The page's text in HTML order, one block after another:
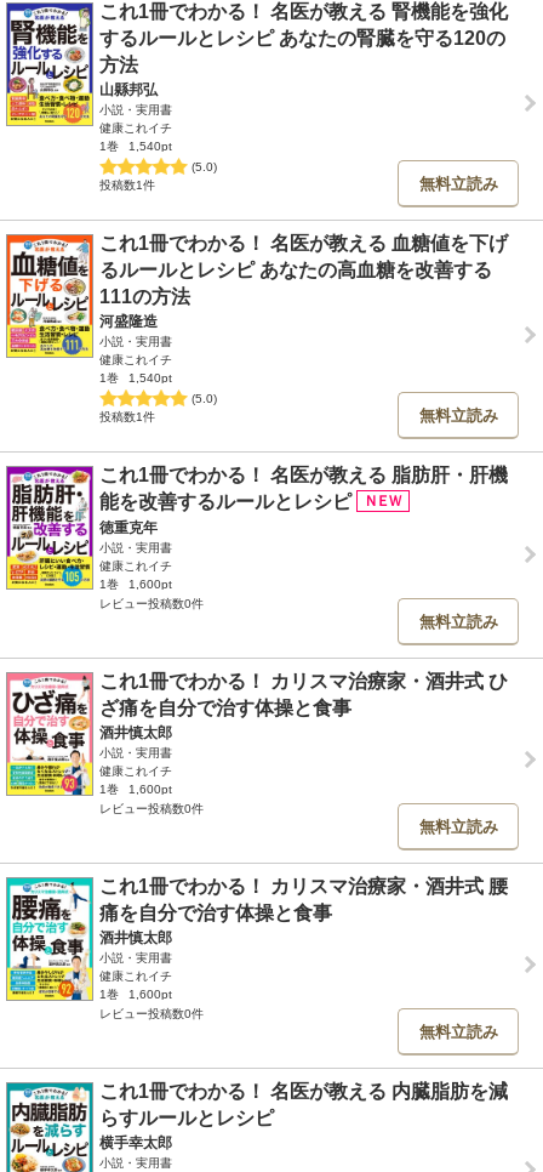
これ1冊でわかる！ 名医が教える 腎機能を強化
するルールとレシピ あなたの腎臓を守る120の
方法
山縣邦弘
小説・実用書
健康これイチ
1巻
1,540pt
(5.0)
投稿数1件
無料立読み
これ1冊でわかる！ 名医が教える 血糖値を下げ
るルールとレシピ あなたの高血糖を改善する
111の方法
河盛隆造
小説・実用書
健康これイチ
1巻
1,540pt
(5.0)
投稿数1件
無料立読み
これ1冊でわかる！ 名医が教える 脂肪肝・肝機
能を改善するルールとレシピ
徳重克年
小説・実用書
健康これイチ
1巻
1,600pt
レビュー投稿数0件
無料立読み
これ1冊でわかる！ カリスマ治療家・酒井式 ひ
ざ痛を自分で治す体操と食事
酒井慎太郎
小説・実用書
健康これイチ
1巻
1,600pt
レビュー投稿数0件
無料立読み
これ1冊でわかる！ カリスマ治療家・酒井式 腰
痛を自分で治す体操と食事
酒井慎太郎
小説・実用書
健康これイチ
1巻
1,600pt
レビュー投稿数0件
無料立読み
これ1冊でわかる！ 名医が教える 内臓脂肪を減
らすルールとレシピ
横手幸太郎
小説・実用書